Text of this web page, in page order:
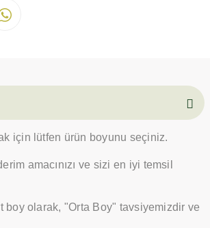
için lütfen ürün boyunu seçiniz.
amacınızı ve sizi en iyi temsil
boy olarak, "Orta Boy" tavsiyemizdir ve